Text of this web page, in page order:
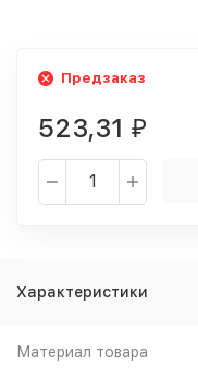
Предзаказ
523,31 ₽
Характеристики
Материал товара